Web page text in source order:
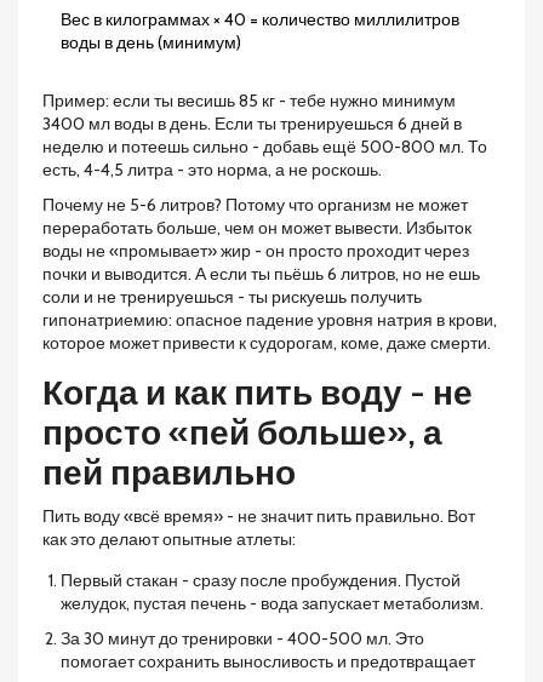
Вес в килограммах × 40 = количество миллилитров
воды в день (минимум)
Пример: если ты весишь 85 кг - тебе нужно минимум
3400 мл воды в день. Если ты тренируешься 6 дней в
неделю и потеешь сильно - добавь ещё 500-800 мл. То
есть, 4-4,5 литра - это норма, а не роскошь.
Почему не 5-6 литров? Потому что организм не может
переработать больше, чем он может вывести. Избыток
воды не «промывает» жир - он просто проходит через
почки и выводится. А если ты пьёшь 6 литров, но не ешь
соли и не тренируешься - ты рискуешь получить
гипонатриемию: опасное падение уровня натрия в крови,
которое может привести к судорогам, коме, даже смерти.
Когда и как пить воду - не
просто «пей больше», а
пей правильно
Пить воду «всё время» - не значит пить правильно. Вот
как это делают опытные атлеты:
Первый стакан - сразу после пробуждения. Пустой
желудок, пустая печень - вода запускает метаболизм.
За 30 минут до тренировки - 400-500 мл. Это
помогает сохранить выносливость и предотвращает